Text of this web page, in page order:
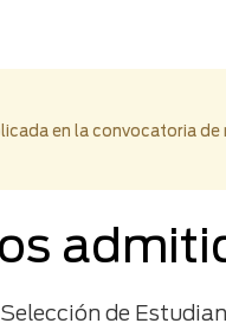
en la convocatoria de
de